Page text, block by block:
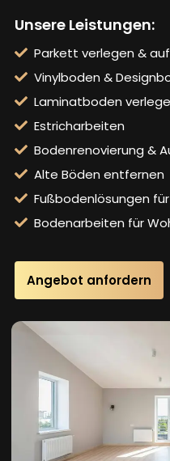
Unsere Leistungen:
Parkett verlegen &
Vinylboden &
Laminatboden
Estricharbeiten
Bodenrenovierung &
Alte Böden entfernen
Fußbodenlösungen
Bodenarbeiten für
Angebot anfordern